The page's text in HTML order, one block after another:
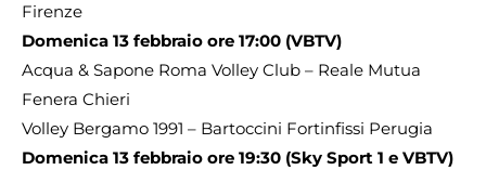
Firenze
Domenica 13 febbraio ore 17:00 (VBTV)
Acqua & Sapone Roma Volley Club – Reale Mutua
Fenera Chieri
Volley Bergamo 1991 – Bartoccini Fortinfissi Perugia
Domenica 13 febbraio ore 19:30 (Sky Sport 1 e VBTV)